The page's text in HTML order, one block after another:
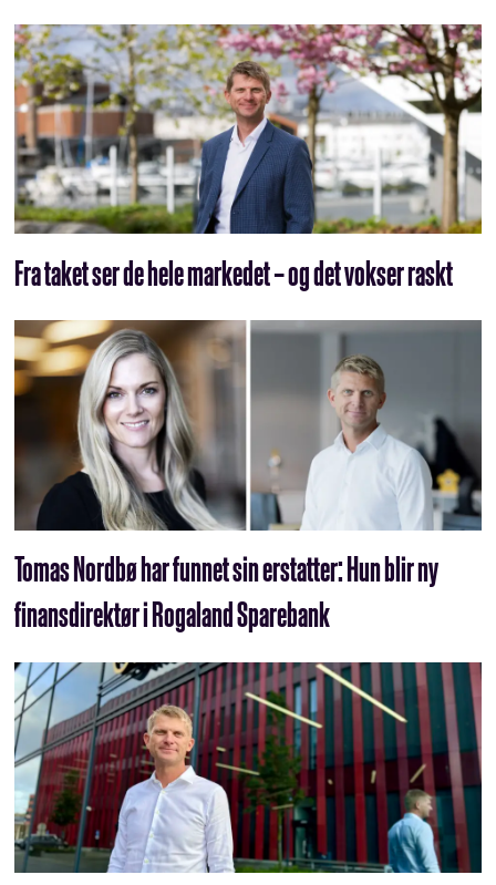
Fra taket ser de hele markedet – og det vokser raskt
Tomas Nordbø har funnet sin erstatter: Hun blir ny
finans­direktør i Rogaland Sparebank